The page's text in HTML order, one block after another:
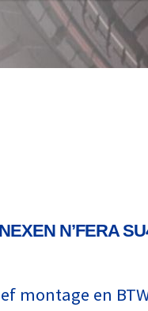
N’FERA
montage en